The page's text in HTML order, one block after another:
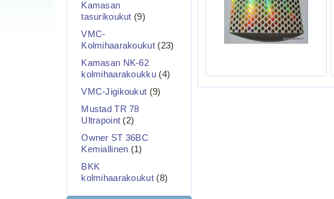
Kamasan
tasurikoukut (9)
VMC-
Kolmihaarakoukut(23)
Kamasan NK-62
kolmihaarakoukku(4)
VMC-Jigikoukut (9)
Mustad TR 78
Ultrapoint (2)
Owner ST 36BC
Kemiallinen (1)
BKK
kolmihaarakoukut(8)